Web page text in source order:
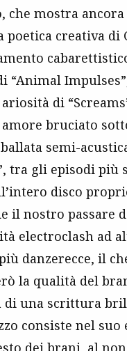
che mostra
poetica creativa di
“Animal
di
bruciato
semi-
tra gli episodi più
disco
il nostro passare
electroclash ad
danzerecce, il
la qualità del
di una scrittura
consiste nel suo
dei brani, al non